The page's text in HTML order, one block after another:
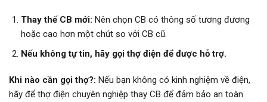
Thay thế CB mới: Nên chọn CB có thông số tương đương
hoặc cao hơn một chút so với CB cũ.
Nếu không tự tin, hãy gọi thợ điện để được hỗ trợ.
Khi nào cần gọi thợ?: Nếu bạn không có kinh nghiệm về điện,
hãy để thợ điện chuyên nghiệp thay CB để đảm bảo an toàn.